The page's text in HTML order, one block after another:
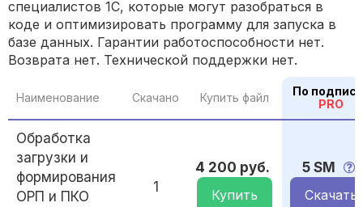
специалистов 1С, которые могут разобраться в
коде и оптимизировать программу для запуска в
базе данных. Гарантии работоспособности нет.
Возврата нет. Технической поддержки нет.
Наименование Скачано Купить файл
По
PRO
Обработка
загрузки и
формирования
ОРП и ПКО
1
4 200 руб.
Купить
5 SM
Скачать